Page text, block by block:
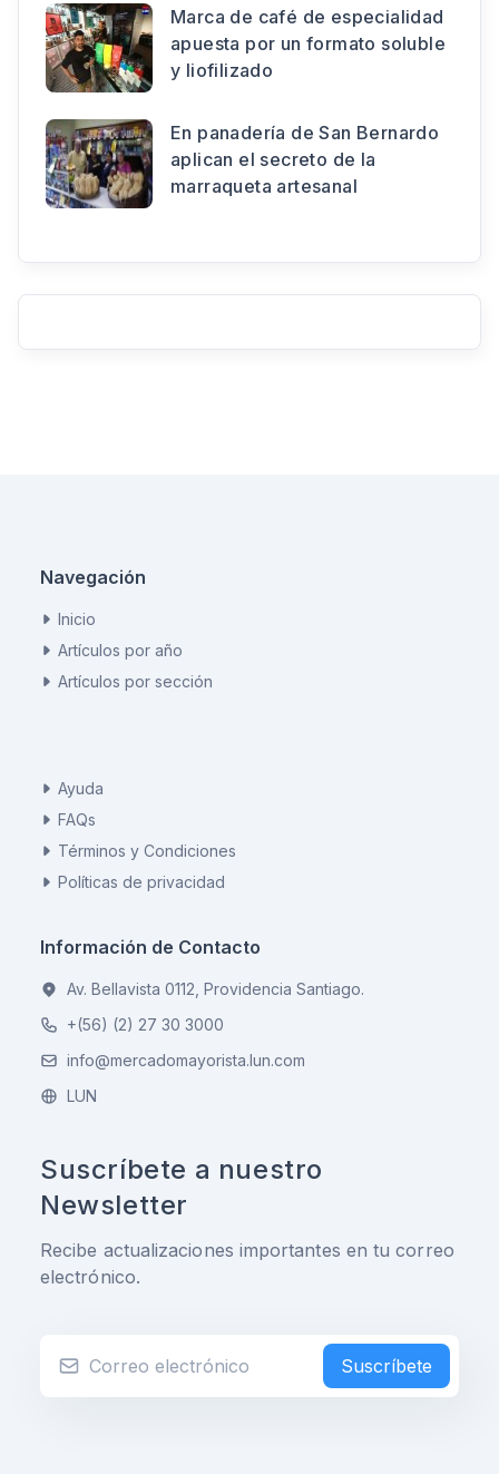
Marca de café de especialidad
apuesta por un formato soluble
y liofilizado
En panadería de San Bernardo
aplican el secreto de la
marraqueta artesanal
Navegación
Inicio
Artículos por año
Artículos por sección
Ayuda
FAQs
Términos y Condiciones
Políticas de privacidad
Información de Contacto
Av. Bellavista 0112, Providencia Santiago.
+(56) (2) 27 30 3000
info@mercadomayorista.lun.com
LUN
Suscríbete a nuestro
Newsletter
Recibe actualizaciones importantes en tu correo
electrónico.
Suscríbete